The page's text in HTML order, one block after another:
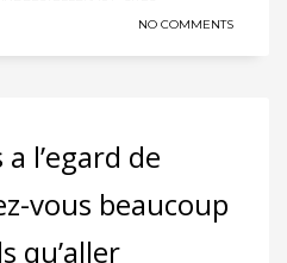
NO COMMENTS
l’egard de
vous beaucoup
qu’aller